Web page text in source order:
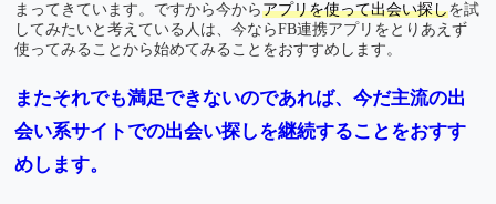
まってきています。ですから今からアプリを使って出会い探しを試
してみたいと考えている人は、今ならFB連携アプリをとりあえず
使ってみることから始めてみることをおすすめします。
またそれでも満足できないのであれば、今だ主流の出
会い系サイトでの出会い探しを継続することをおすす
めします。